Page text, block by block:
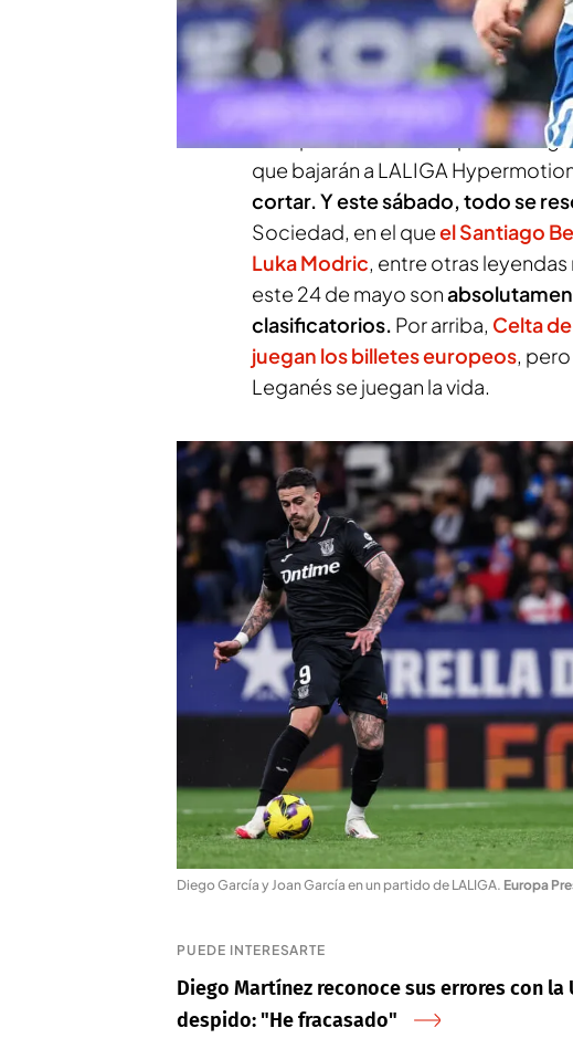
Este fin de semana, LALIGA EA
prácticamente decidido: el
año que viene la Champions
que bajarán a LALIGA
cortar. Y este sábado, todo se
Sociedad, en el queel Santiago
Luka Modric, entre otras
este 24 de mayo son
clasificatorios. Por arriba, Celta
juegan los billetes europeos,
Leganés se juegan la vida.
Diego García y Joan García en un partido de LALIGA. Europa
PUEDE INTERESARTE
Diego Martínez reconoce sus errores con la
despido: "He fracasado"